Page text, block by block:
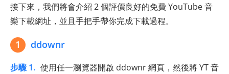
接下來，我們將會介紹 2 個評價良好的免費 YouTube 音
樂下載網址，並且手把手帶你完成下載過程。
1 ddownr
步驟 1. 使用任一瀏覽器開啟 ddownr 網頁，然後將 YT 音